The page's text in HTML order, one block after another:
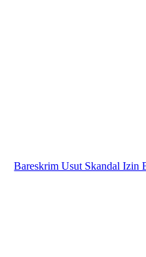
Bareskrim Usut Skandal Izin